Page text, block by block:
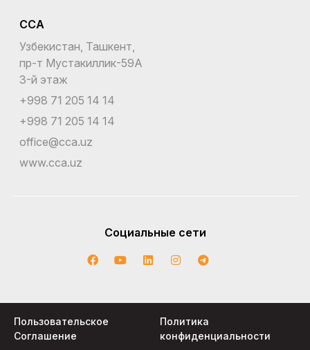
CCA
Узбекистан, Ташкент,
пр-т Мустакиллик-59A
3-й этаж
+998 71 205 14 14
+998 71 205 14 14
office@cca.uz
www.cca.uz
Социальные сети
Пользовательское
Соглашение
Политика
конфиденциальности